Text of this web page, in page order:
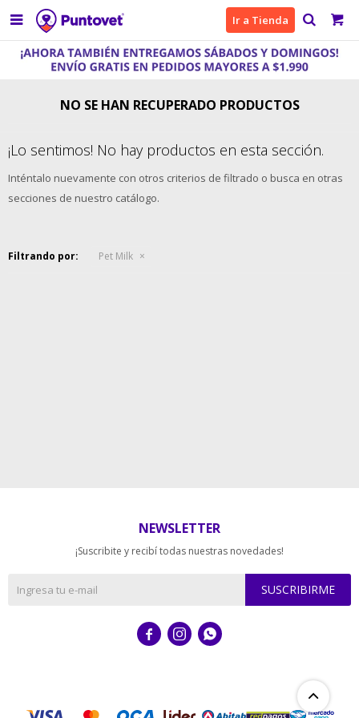
 Ir a Tienda
NO SE HAN RECUPERADO PRODUCTOS
¡Lo sentimos! No hay productos en esta sección.
Inténtalo nuevamente con otros criterios de filtrado o busca en otras
secciones de nuestro catálogo.
Filtrando por: Pet Milk
NEWSLETTER
¡Suscribite y recibí todas nuestras novedades!
SUSCRIBIRME
  